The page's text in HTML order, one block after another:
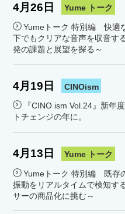
4月26日 Yume トーク
Yumeトーク 特別編 快適
下でもクリアな音声を収音す
発の課題と展望を探る～
4月19日 CINOism
『CINO ism Vol.24』新年
トチェンジの年に。
4月13日 Yume トーク
Yumeトーク 特別編 既存
振動をリアルタイムで検知す
サーの商品化に挑む～